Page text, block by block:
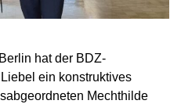
hat der BDZ-
ein konstruktives
Mechthilde